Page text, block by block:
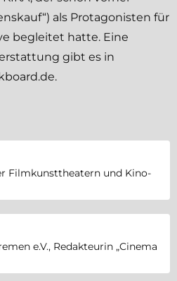
als Protagonisten für
begleitet hatte. Eine
gibt es in
.
Filmkunsttheatern und Kino-
e.V., Redakteurin „Cinema